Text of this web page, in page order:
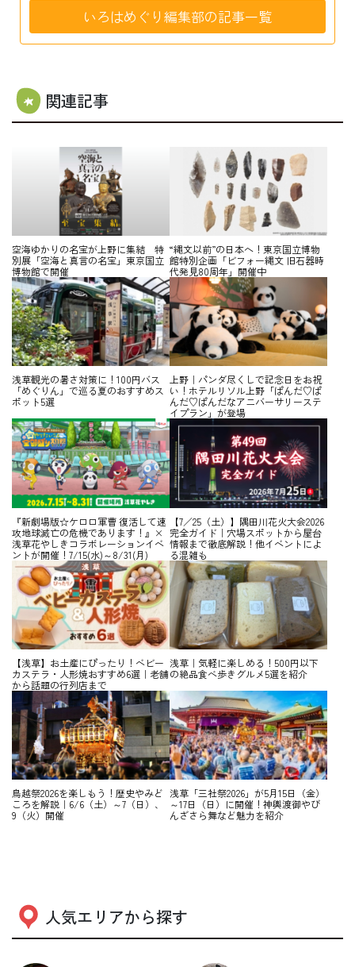
いろはめぐり編集部の記事一覧
関連記事
空海ゆかりの名宝が上野に集結 特
別展「空海と真言の名宝」東京国立
博物館で開催
“縄文以前”の日本へ！東京国立博物
館特別企画「ビフォー縄文 旧石器時
代発見80周年」開催中
浅草観光の暑さ対策に！100円バス
「めぐりん」で巡る夏のおすすめス
ポット5選
上野｜パンダ尽くしで記念日をお祝
い！ホテルリソル上野「ぱんだ♡ぱ
んだ♡ぱんだなアニバーサリーステ
イプラン」が登場
『新劇場版☆ケロロ軍曹 復活して速
攻地球滅亡の危機であります！』×
浅草花やしきコラボレーションイベ
ントが開催！7/15(水)～8/31(月)
【7／25（土）】隅田川花火大会2026
完全ガイド｜穴場スポットから屋台
情報まで徹底解説！他イベントによ
る混雑も
【浅草】お土産にぴったり！ベビー
カステラ・人形焼おすすめ6選｜老舗
から話題の行列店まで
浅草｜気軽に楽しめる！500円以下
の絶品食べ歩きグルメ5選を紹介
鳥越祭2026を楽しもう！歴史やみど
ころを解説｜6/6（土）～7（日）、
9（火）開催
浅草「三社祭2026」が5月15日（金）
～17日（日）に開催！神輿渡御やび
んざさら舞など魅力を紹介
人気エリアから探す